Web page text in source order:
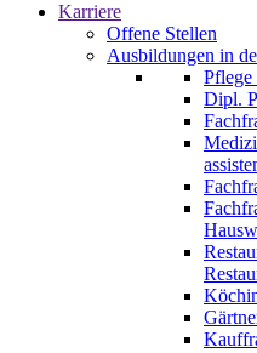
Karriere
Offene Stellen
Ausbildungen in
Pflege
Dipl.